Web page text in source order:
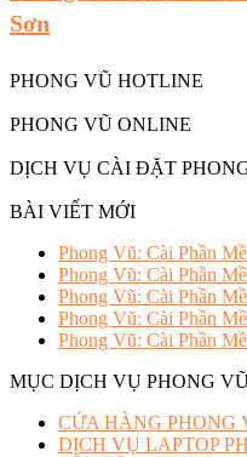
Sơn
PHONG VŨ HOTLINE
PHONG VŨ ONLINE
DỊCH VỤ CÀI ĐẶT
BÀI VIẾT MỚI
Phong Vũ: Cài Phần
Phong Vũ: Cài Phần
Phong Vũ: Cài Phần
Phong Vũ: Cài Phần
Phong Vũ: Cài Phần
MỤC DỊCH VỤ PHONG
CỬA HÀNG PHONG
DỊCH VỤ LAPTOP